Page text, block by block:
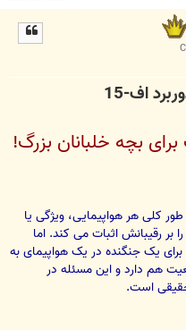
اف-15
کلی هر هواپیمایی، ویژگی یا
رقیبانش اثبات می کند. اما
یک جنگنده در یک هواپیمای به
هم دارد و این مسئله در